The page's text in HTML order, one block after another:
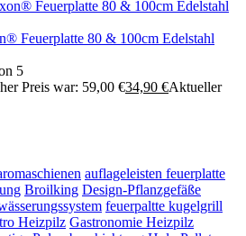
Feuerplatte 80 & 100cm Edelstahl
5
Preis war: 59,00 €34,90 €Aktueller
auflageleisten feuerplatte
Broilking Design-Pflanzgefäße
feuerpaltte kugelgrill
Heizpilz Gastronomie Heizpilz